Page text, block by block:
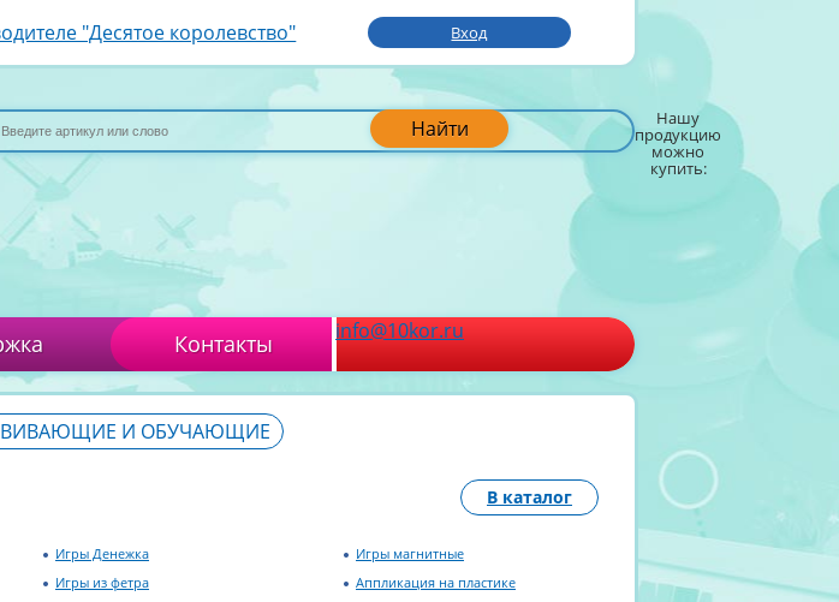
"Десятое королевство" Вход
Найти Нашу
продукцию
можно
купить:
Контакты info@10kor.ru
И ОБУЧАЮЩИЕ
В каталог
Игры Денежка
Игры из фетра
Игры магнитные
Аппликация на пластике